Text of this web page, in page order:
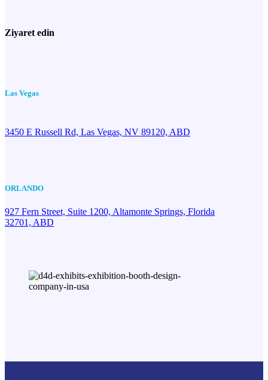
Ziyaret edin
Las Vegas
3450 E Russell Rd, Las Vegas, NV 89120, ABD
ORLANDO
927 Fern Street, Suite 1200, Altamonte Springs, Florida
32701, ABD